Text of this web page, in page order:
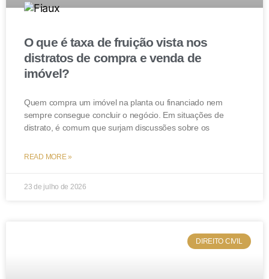
O que é taxa de fruição vista nos
distratos de compra e venda de
imóvel?
Quem compra um imóvel na planta ou financiado nem
sempre consegue concluir o negócio. Em situações de
distrato, é comum que surjam discussões sobre os
READ MORE »
23 de julho de 2026
DIREITO CIVIL